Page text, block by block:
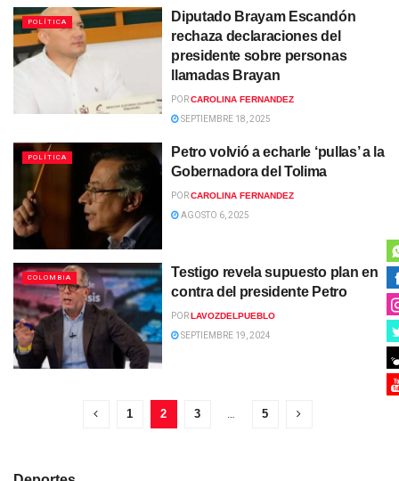
POLÍTICA
Diputado Brayam Escandón
rechaza declaraciones del
presidente sobre personas
llamadas Brayan
PORCAROLINA FERNANDEZ
SEPTIEMBRE 18, 2025
POLÍTICA
Petro volvió a echarle ‘pullas’ a la
Gobernadora del Tolima
PORCAROLINA FERNANDEZ
AGOSTO 6, 2025
COLOMBIA
Testigo revela supuesto plan en
contra del presidente Petro
PORLAVOZDELPUEBLO
SEPTIEMBRE 19, 2024
1 2 3 … 5